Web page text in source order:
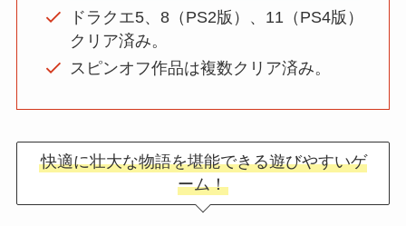
ドラクエ5、8（PS2版）、11（PS4版）
クリア済み。
スピンオフ作品は複数クリア済み。
快適に壮大な物語を堪能できる遊びやすいゲ
ーム！